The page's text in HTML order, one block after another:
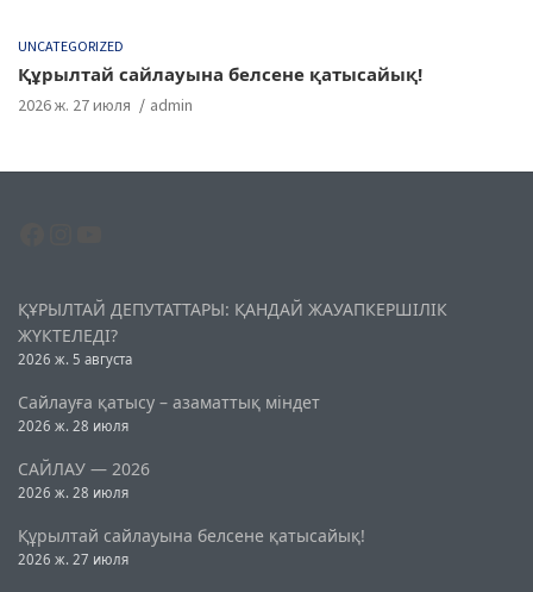
UNCATEGORIZED
Құрылтай сайлауына белсене қатысайық!
2026 ж. 27 июля admin
ҚҰРЫЛТАЙ ДЕПУТАТТАРЫ: ҚАНДАЙ ЖАУАПКЕРШІЛІК
ЖҮКТЕЛЕДІ?
2026 ж. 5 августа
Сайлауға қатысу – азаматтық міндет
2026 ж. 28 июля
САЙЛАУ — 2026
2026 ж. 28 июля
Құрылтай сайлауына белсене қатысайық!
2026 ж. 27 июля